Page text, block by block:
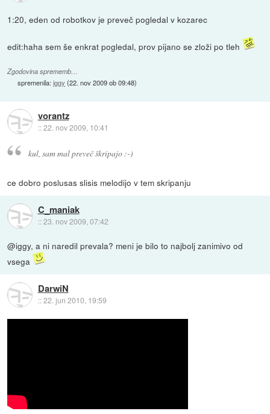
1:20, eden od robotkov je preveč pogledal v kozarec
edit:haha sem še enkrat pogledal, prov pijano se zloži po tleh
Zgodovina sprememb…
spremenila:iggy (22. nov 2009 ob 09:48)
vorantz
::22. nov 2009, 10:41
kul, sam mal preveč škripajo :-)
ce dobro poslusas slisis melodijo v tem skripanju
C_maniak
::23. nov 2009, 07:42
@iggy, a ni naredil prevala? meni je bilo to najbolj zanimivo od
vsega
DarwiN
::22. jun 2010, 19:59